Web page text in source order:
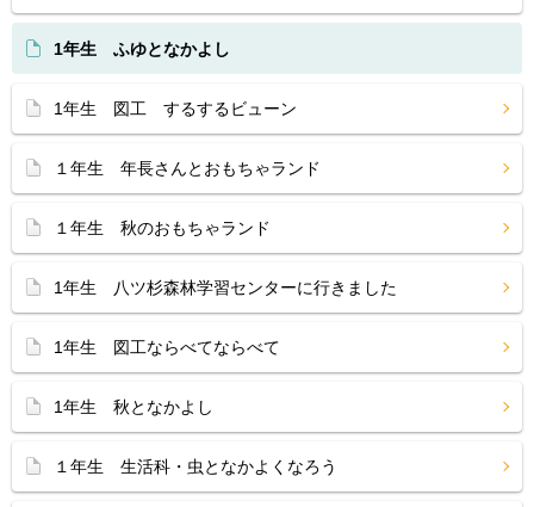
1年生 ふゆとなかよし
1年生 図工 するするビューン
１年生 年長さんとおもちゃランド
１年生 秋のおもちゃランド
1年生 八ツ杉森林学習センターに行きました
1年生 図工ならべてならべて
1年生 秋となかよし
１年生 生活科・虫となかよくなろう